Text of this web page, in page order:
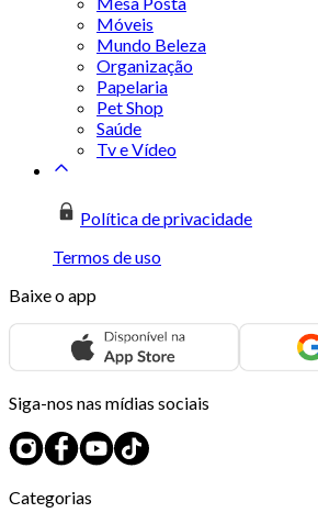
Móveis
Mundo Beleza
Organização
Papelaria
Pet Shop
Saúde
Tv e Vídeo
Política de privacidade
Termos de uso
Baixe o app
Siga-nos nas mídias sociais
Categorias